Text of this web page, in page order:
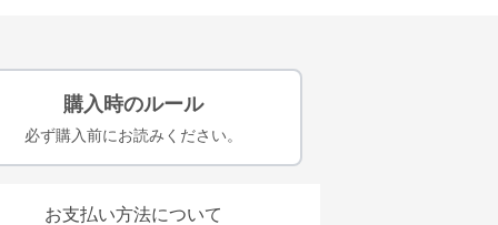
購入時のルール
必ず購入前にお読みください。
お支払い方法について